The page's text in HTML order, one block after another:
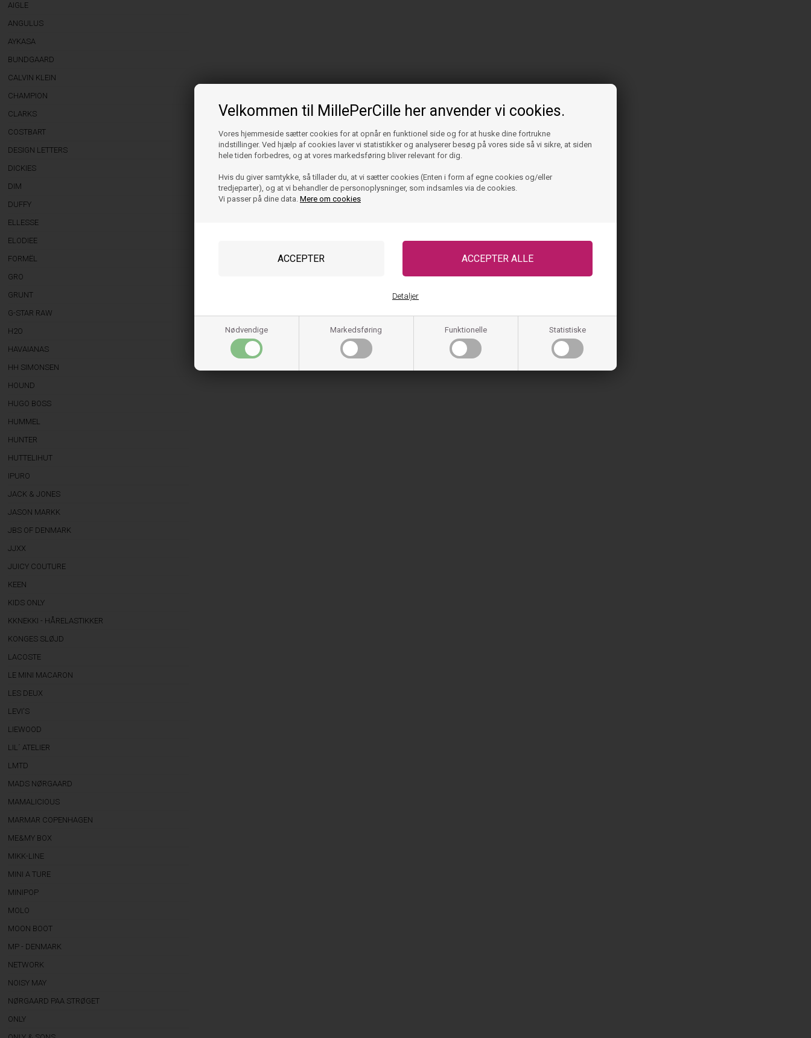
Velkommen til MillePerCille her anvender vi cookies.
Vores hjemmeside sætter cookies for at opnår en funktionel side og for at huske dine fortrukne
indstillinger. Ved hjælp af cookies laver vi statistikker og analyserer besøg på vores side så vi sikre, at siden
hele tiden forbedres, og at vores markedsføring bliver relevant for dig.
Hvis du giver samtykke, så tillader du, at vi sætter cookies (Enten i form af egne cookies og/eller
tredjeparter), og at vi behandler de personoplysninger, som indsamles via de cookies.
Vi passer på dine data. Mere om cookies
Nødvendige Markedsføring Funktionelle Statistiske
Detaljer
AIGLE
ANGULUS
AYKASA
BUNDGAARD
CALVIN KLEIN
CHAMPION
CLARKS
COSTBART
DESIGN LETTERS
DICKIES
DIM
DUFFY
ELLESSE
ELODIEE
FORMËL
GRO
GRUNT
G-STAR RAW
H2O
HAVAIANAS
HH SIMONSEN
HOUND
HUGO BOSS
HUMMEL
HUNTER
HUTTELIHUT
IPURO
JACK & JONES
JASON MARKK
JBS OF DENMARK
JJXX
JUICY COUTURE
KEEN
KIDS ONLY
KKNEKKI - HÅRELASTIKKER
KONGES SLØJD
LACOSTE
LE MINI MACARON
LES DEUX
LEVI'S
LIEWOOD
LIL´ ATELIER
LMTD
MADS NØRGAARD
MAMALICIOUS
MARMAR COPENHAGEN
ME&MY BOX
MIKK-LINE
MINI A TURE
MINIPOP
MOLO
MOON BOOT
MP - DENMARK
NETWORK
NOISY MAY
NØRGAARD PAA STRØGET
ONLY